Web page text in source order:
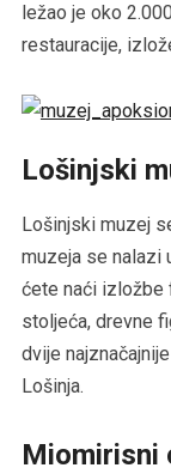
ležao je oko
restauracije,
Lošinjski
Lošinjski muzej
muzeja se nalazi
ćete naći izložbe
stoljeća, drevne
dvije
Lošinja.
Miomirisni